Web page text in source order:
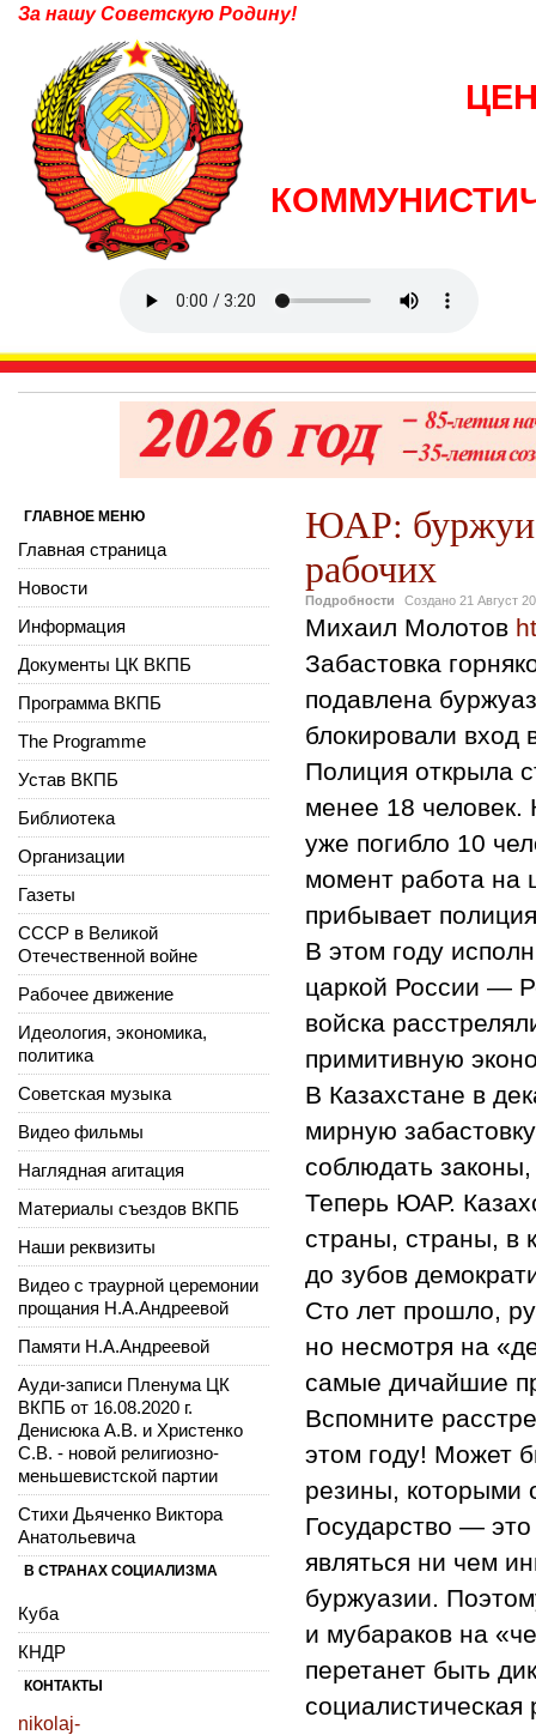
За нашу Советскую Родину!
ЮАР: буржуи
рабочих
Подробности Создано 21 Август
Михаил Молотов
Забастовка
подавлена
блокировали вход
Полиция открыла
менее 18 человек.
уже погибло 10
момент работа на
прибывает
В этом году
царкой России —
войска
примитивную
В Казахстане в
мирную
соблюдать
Теперь ЮАР.
страны, страны,
до зубов
Сто лет прошло,
но несмотря на
самые дичайшие
Вспомните
этом году! Может
резины, которыми
Государство —
являться ни чем
буржуазии.
и мубараков на
перетанет быть
ГЛАВНОЕ МЕНЮ
Главная страница
Новости
Информация
Документы ЦК ВКПБ
Программа ВКПБ
The Programme
Устав ВКПБ
Библиотека
Организации
Газеты
СССР в Великой
Отечественной войне
Рабочее движение
Идеология, экономика,
политика
Советская музыка
Видео фильмы
Наглядная агитация
Материалы съездов ВКПБ
Наши реквизиты
Видео с траурной церемонии
прощания Н.А.Андреевой
Памяти Н.А.Андреевой
Ауди-записи Пленума ЦК
ВКПБ от 16.08.2020 г.
Денисюка А.В. и Христенко
С.В. - новой религиозно-
меньшевистской партии
Стихи Дьяченко Виктора
Анатольевича
В СТРАНАХ СОЦИАЛИЗМА
Куба
КНДР
КОНТАКТЫ
nikolaj-